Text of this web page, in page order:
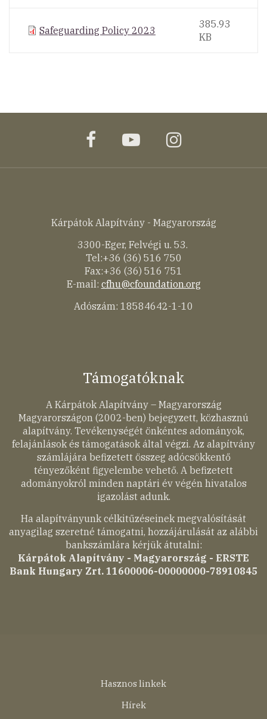
Safeguarding Policy 2023
385.93
KB
facebookyoutubeinstagram
Kárpátok Alapítvány - Magyarország
3300-Eger, Felvégi u. 53.
Tel:+36 (36) 516 750
Fax:+36 (36) 516 751
E-mail: cfhu@cfoundation.org
Adószám: 18584642-1-10
Támogatóknak
A Kárpátok Alapítvány – Magyarország
Magyarországon (2002-ben) bejegyzett, közhasznú
alapítvány. Tevékenységét önkéntes adományok,
felajánlások és támogatások által végzi. Az alapítvány
számlájára befizetett összeg adócsökkentő
tényezőként figyelembe vehető. A befizetett
adományokról minden naptári év végén hivatalos
igazolást adunk.
Ha alapítványunk célkitűzéseinek megvalósítását
anyagilag szeretné támogatni, hozzájárulását az alábbi
bankszámlára kérjük átutalni:
Kárpátok Alapítvány - Magyarország - ERSTE
Bank Hungary Zrt. 11600006-00000000-78910845
Hasznos linkek
Hírek